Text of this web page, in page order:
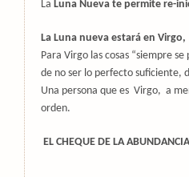
La Luna Nueva te permite re-
La Luna nueva estará en Virgo,
Para Virgo las cosas “siempre
de no ser lo perfecto suficiente,
Una persona que es Virgo, a
orden.
EL CHEQUE DE LA ABUNDANCIA